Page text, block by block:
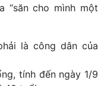
“săn cho mình một
là công dân của
tính đến ngày 1/9